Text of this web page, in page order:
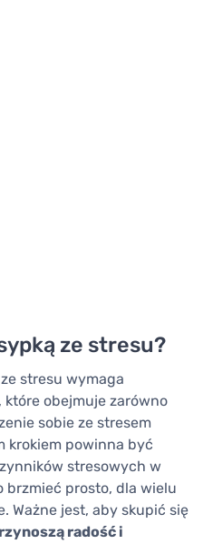
ze stresu?
stresu wymaga
które obejmuje zarówno
sobie ze stresem
krokiem powinna być
stresowych w
brzmieć prosto, dla wielu
Ważne jest, aby skupić się
radość i